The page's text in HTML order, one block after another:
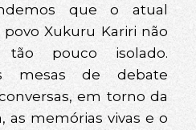
que o atual
Xukuru Kariri não
pouco isolado.
mesas de debate
em torno da
as memórias vivas e o